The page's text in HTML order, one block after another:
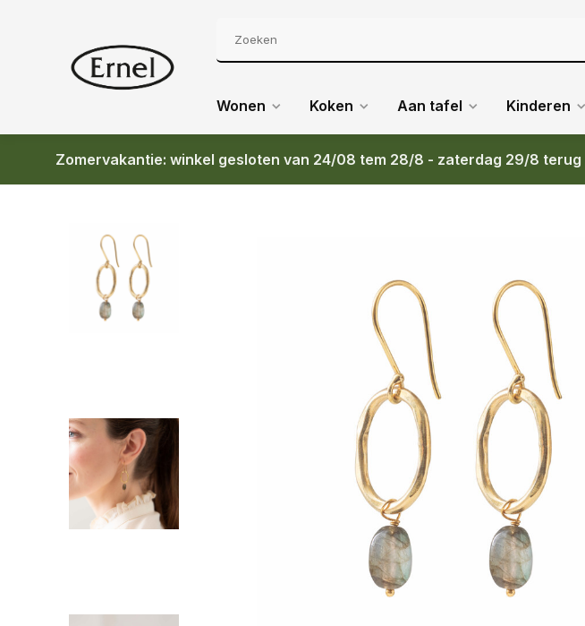
Wonen Koken Aan tafel Kinderen
Zomervakantie: winkel gesloten van 24/08 tem 28/8 - zaterdag 29/8
Terug BS GRACEFUL LABRADORITE GOLD EARRINGS